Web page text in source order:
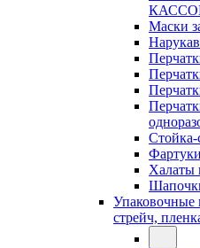
Маски
Стойка-
Халаты
Упаковочные
стрейч,